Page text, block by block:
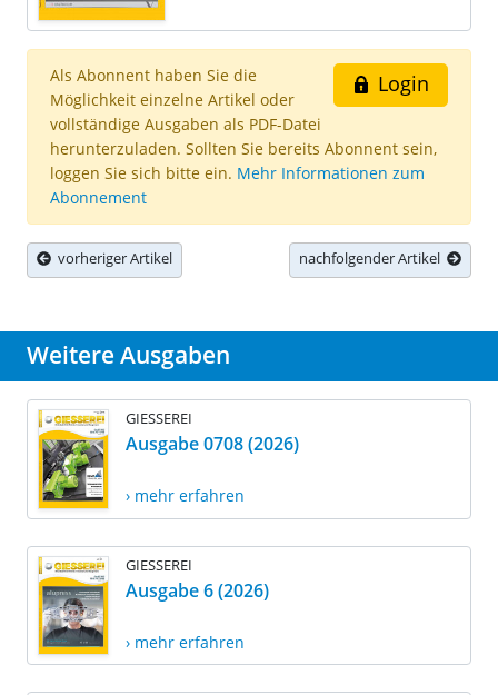
Login
Als Abonnent haben Sie die
Möglichkeit einzelne Artikel oder
vollständige Ausgaben als PDF-Datei
herunterzuladen. Sollten Sie bereits Abonnent sein,
loggen Sie sich bitte ein. Mehr Informationen zum
Abonnement
vorheriger Artikel nachfolgender Artikel
Weitere Ausgaben
GIESSEREI
Ausgabe 0708 (2026)
› mehr erfahren
GIESSEREI
Ausgabe 6 (2026)
› mehr erfahren